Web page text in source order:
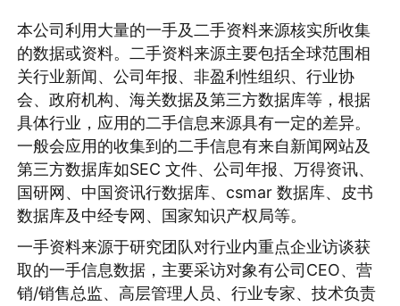
本公司利用大量的一手及二手资料来源核实所收集
的数据或资料。二手资料来源主要包括全球范围相
关行业新闻、公司年报、非盈利性组织、行业协
会、政府机构、海关数据及第三方数据库等，根据
具体行业，应用的二手信息来源具有一定的差异。
一般会应用的收集到的二手信息有来自新闻网站及
第三方数据库如SEC 文件、公司年报、万得资讯、
国研网、中国资讯行数据库、csmar 数据库、皮书
数据库及中经专网、国家知识产权局等。
一手资料来源于研究团队对行业内重点企业访谈获
取的一手信息数据，主要采访对象有公司CEO、营
销/销售总监、高层管理人员、行业专家、技术负责